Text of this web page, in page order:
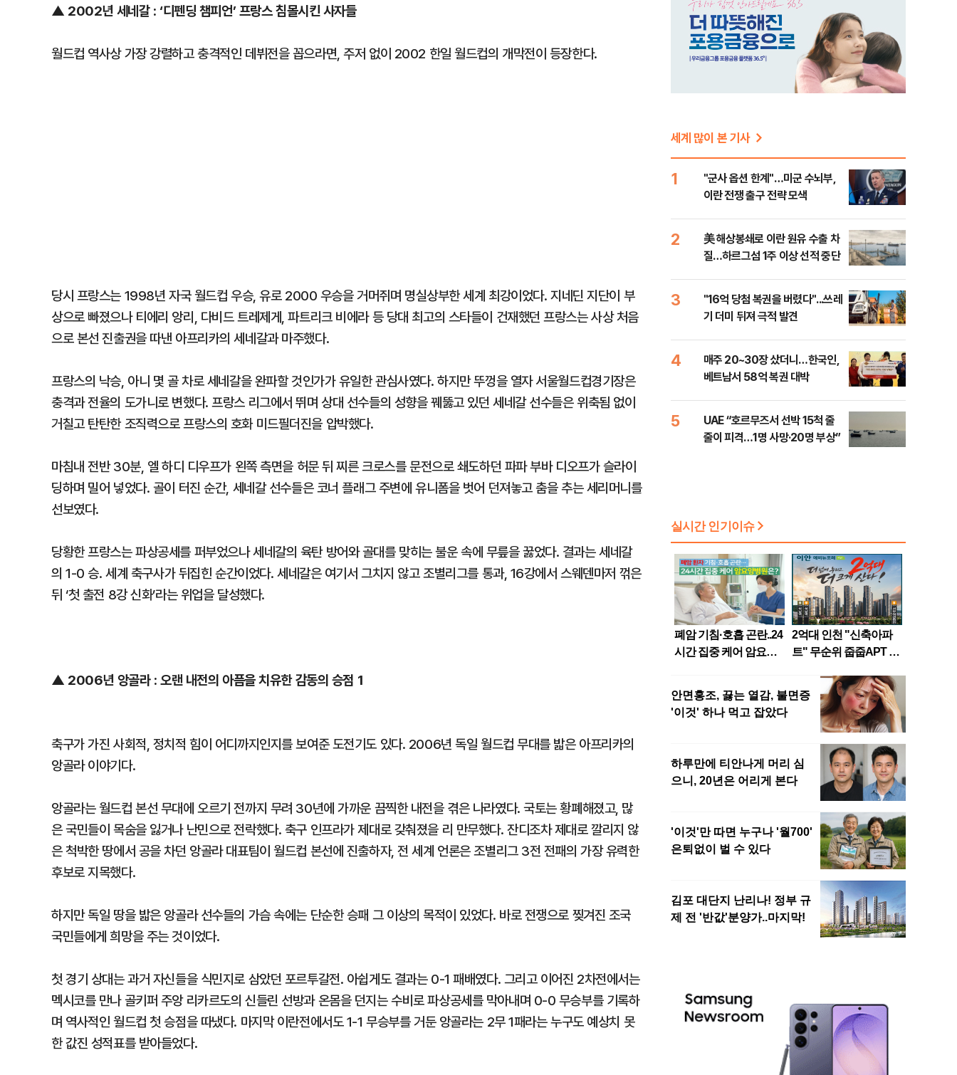
▲ 2002년 세네갈 : ‘디펜딩 챔피언’ 프랑스 침몰시킨 사자들
월드컵 역사상 가장 강렬하고 충격적인 데뷔전을 꼽으라면, 주저 없이 2002 한일 월드컵의 개막전이 등장한다.
당시 프랑스는 1998년 자국 월드컵 우승, 유로 2000 우승을 거머쥐며 명실상부한 세계 최강이었다. 지네딘 지단이 부
상으로 빠졌으나 티에리 앙리, 다비드 트레제게, 파트리크 비에라 등 당대 최고의 스타들이 건재했던 프랑스는 사상 처음
으로 본선 진출권을 따낸 아프리카의 세네갈과 마주했다.
프랑스의 낙승, 아니 몇 골 차로 세네갈을 완파할 것인가가 유일한 관심사였다. 하지만 뚜껑을 열자 서울월드컵경기장은
충격과 전율의 도가니로 변했다. 프랑스 리그에서 뛰며 상대 선수들의 성향을 꿰뚫고 있던 세네갈 선수들은 위축됨 없이
거칠고 탄탄한 조직력으로 프랑스의 호화 미드필더진을 압박했다.
마침내 전반 30분, 엘 하디 디우프가 왼쪽 측면을 허문 뒤 찌른 크로스를 문전으로 쇄도하던 파파 부바 디오프가 슬라이
딩하며 밀어 넣었다. 골이 터진 순간, 세네갈 선수들은 코너 플래그 주변에 유니폼을 벗어 던져놓고 춤을 추는 세리머니를
선보였다.
당황한 프랑스는 파상공세를 퍼부었으나 세네갈의 육탄 방어와 골대를 맞히는 불운 속에 무릎을 꿇었다. 결과는 세네갈
의 1-0 승. 세계 축구사가 뒤집힌 순간이었다. 세네갈은 여기서 그치지 않고 조별리그를 통과, 16강에서 스웨덴마저 꺾은
뒤 ‘첫 출전 8강 신화’라는 위업을 달성했다.
▲ 2006년 앙골라 : 오랜 내전의 아픔을 치유한 감동의 승점 1
축구가 가진 사회적, 정치적 힘이 어디까지인지를 보여준 도전기도 있다. 2006년 독일 월드컵 무대를 밟은 아프리카의
앙골라 이야기다.
앙골라는 월드컵 본선 무대에 오르기 전까지 무려 30년에 가까운 끔찍한 내전을 겪은 나라였다. 국토는 황폐해졌고, 많
은 국민들이 목숨을 잃거나 난민으로 전락했다. 축구 인프라가 제대로 갖춰졌을 리 만무했다. 잔디조차 제대로 깔리지 않
은 척박한 땅에서 공을 차던 앙골라 대표팀이 월드컵 본선에 진출하자, 전 세계 언론은 조별리그 3전 전패의 가장 유력한
후보로 지목했다.
하지만 독일 땅을 밟은 앙골라 선수들의 가슴 속에는 단순한 승패 그 이상의 목적이 있었다. 바로 전쟁으로 찢겨진 조국
국민들에게 희망을 주는 것이었다.
첫 경기 상대는 과거 자신들을 식민지로 삼았던 포르투갈전. 아쉽게도 결과는 0-1 패배였다. 그리고 이어진 2차전에서는
멕시코를 만나 골키퍼 주앙 리카르도의 신들린 선방과 온몸을 던지는 수비로 파상공세를 막아내며 0-0 무승부를 기록하
며 역사적인 월드컵 첫 승점을 따냈다. 마지막 이란전에서도 1-1 무승부를 거둔 앙골라는 2무 1패라는 누구도 예상치 못
한 값진 성적표를 받아들었다.
세계 많이 본 기사
1
"군사 옵션 한계"…미군 수뇌부,
이란 전쟁 출구 전략 모색
2
美 해상봉쇄로 이란 원유 수출 차
질…하르그섬 1주 이상 선적 중단
3
"16억 당첨 복권을 버렸다"...쓰레
기 더미 뒤져 극적 발견
4
매주 20~30장 샀더니…한국인,
베트남서 58억 복권 대박
5
UAE “호르무즈서 선박 15척 줄
줄이 피격…1명 사망·20명 부상”